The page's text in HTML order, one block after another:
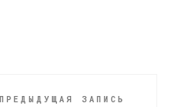
ПРЕДЫДУЩАЯ ЗАПИСЬ